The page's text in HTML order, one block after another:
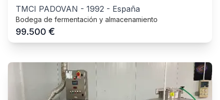
TMCI PADOVAN - 1992 - España
Bodega de fermentación y almacenamiento
99.500 €